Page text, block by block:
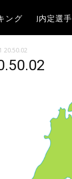
ング J内定選手
20.50.02